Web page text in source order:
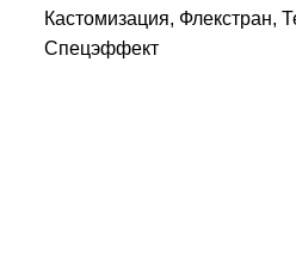
Кастомизация, Флекстран,
Спецэффект